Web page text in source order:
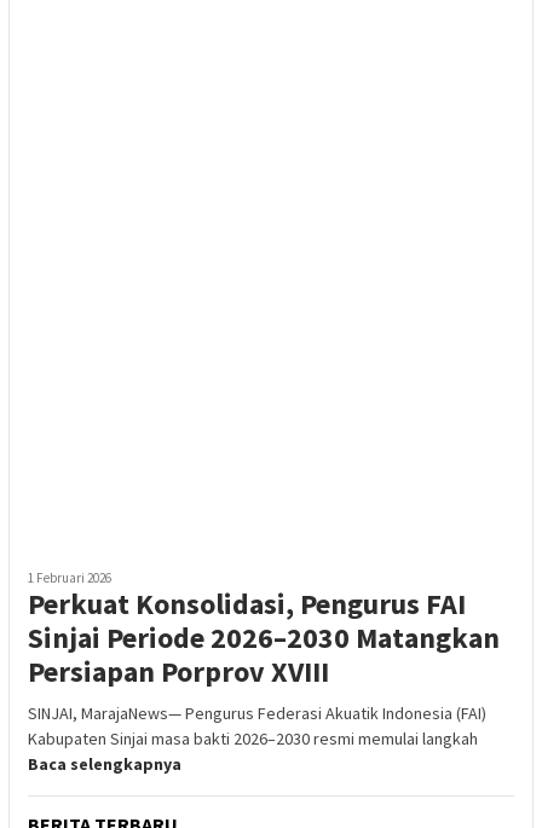
1 Februari 2026
Perkuat Konsolidasi, Pengurus FAI
Sinjai Periode 2026–2030 Matangkan
Persiapan Porprov XVIII
SINJAI, MarajaNews— Pengurus Federasi Akuatik Indonesia (FAI)
Kabupaten Sinjai masa bakti 2026–2030 resmi memulai langkah
Baca selengkapnya